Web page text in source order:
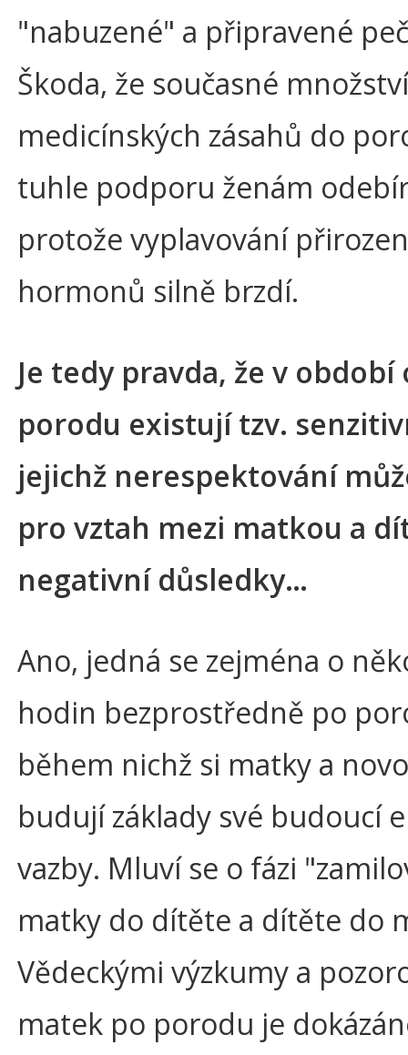
"nabuzené" a připravené
Škoda, že současné množství
medicínských zásahů do
tuhle podporu ženám
protože vyplavování
hormonů silně brzdí.
Je tedy pravda, že v
porodu existují tzv.
jejichž nerespektování
pro vztah mezi matkou a
negativní důsledky…
Ano, jedná se zejména o
hodin bezprostředně po
během nichž si matky a
budují základy své budoucí
vazby. Mluví se o fázi
matky do dítěte a dítěte do
Vědeckými výzkumy a
matek po porodu je